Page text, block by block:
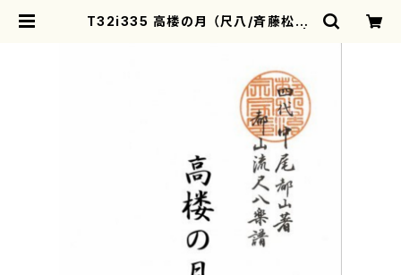
T32i335 高楼の月 （尺八/斉藤松声/